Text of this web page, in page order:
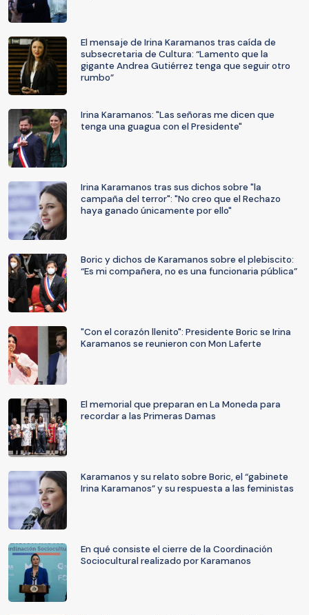
El mensaje de Irina Karamanos tras caída de
subsecretaria de Cultura: “Lamento que la
gigante Andrea Gutiérrez tenga que seguir otro
rumbo”
Irina Karamanos: "Las señoras me dicen que
tenga una guagua con el Presidente"
Irina Karamanos tras sus dichos sobre "la
campaña del terror": "No creo que el Rechazo
haya ganado únicamente por ello"
Boric y dichos de Karamanos sobre el plebiscito:
“Es mi compañera, no es una funcionaria pública”
"Con el corazón llenito": Presidente Boric se Irina
Karamanos se reunieron con Mon Laferte
El memorial que preparan en La Moneda para
recordar a las Primeras Damas
Karamanos y su relato sobre Boric, el “gabinete
Irina Karamanos” y su respuesta a las feministas
En qué consiste el cierre de la Coordinación
Sociocultural realizado por Karamanos